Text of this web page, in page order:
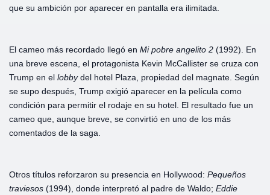
que su ambición por aparecer en pantalla era ilimitada.
El cameo más recordado llegó en Mi pobre angelito 2 (1992). En
una breve escena, el protagonista Kevin McCallister se cruza con
Trump en el lobbydel hotel Plaza, propiedad del magnate. Según
se supo después, Trump exigió aparecer en la película como
condición para permitir el rodaje en su hotel. El resultado fue un
cameo que, aunque breve, se convirtió en uno de los más
comentados de la saga.
Otros títulos reforzaron su presencia en Hollywood: Pequeños
traviesos (1994), donde interpretó al padre de Waldo; Eddie